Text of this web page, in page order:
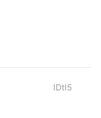
IDtI5